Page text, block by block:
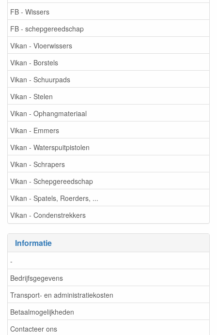
FB - Wissers
FB - schepgereedschap
Vikan - Vloerwissers
Vikan - Borstels
Vikan - Schuurpads
Vikan - Stelen
Vikan - Ophangmateriaal
Vikan - Emmers
Vikan - Waterspuitpistolen
Vikan - Schrapers
Vikan - Schepgereedschap
Vikan - Spatels, Roerders, ...
Vikan - Condenstrekkers
Informatie
-
Bedrijfsgegevens
Transport- en administratiekosten
Betaalmogelijkheden
Contacteer ons